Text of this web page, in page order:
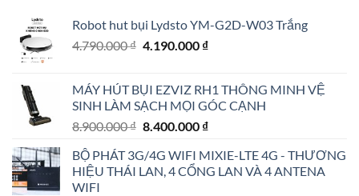
Robot hut bụi Lydsto YM-G2D-W03 Trắng
4.790.000₫ Giá
4.790.000 ₫.
4.190.000 ₫Giá
là:
4.190.000 ₫.
MÁY HÚT BỤI EZVIZ RH1 THÔNG MINH VỆ
SINH LÀM SẠCH MỌI GÓC CẠNH
8.900.000₫ Giá
là:
8.900.000 ₫.
8.400.000 ₫Giá
tại
là:
BỘ PHÁT 3G/4G WIFI MIXIE-LTE 4G - THƯƠNG
HIỆU THÁI LAN, 4 CỔNG LAN VÀ 4 ANTENA
WIFI